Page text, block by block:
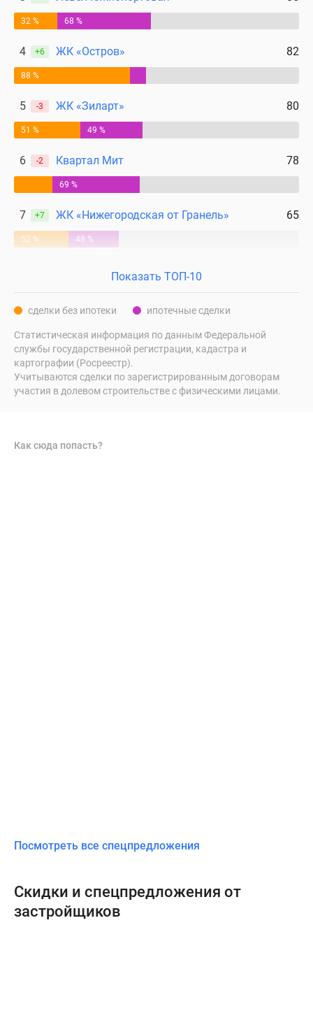
32 % 68 %
4 +6 ЖК «Остров» 82
88 %
5 -3 ЖК «Зиларт» 80
51 % 49 %
6 -2 Квартал Мит 78
69 %
7 +7 ЖК «Нижегородская от Гранель» 65
52 % 48 %
Показать ТОП-10
сделки без ипотеки ипотечные сделки
Статистическая информация по данным Федеральной
службы государственной регистрации, кадастра и
картографии (Росреестр).
Учитываются сделки по зарегистрированным договорам
участия в долевом строительстве с физическими лицами.
Как сюда попасть?
Посмотреть все спецпредложения
Скидки и спецпредложения от
застройщиков